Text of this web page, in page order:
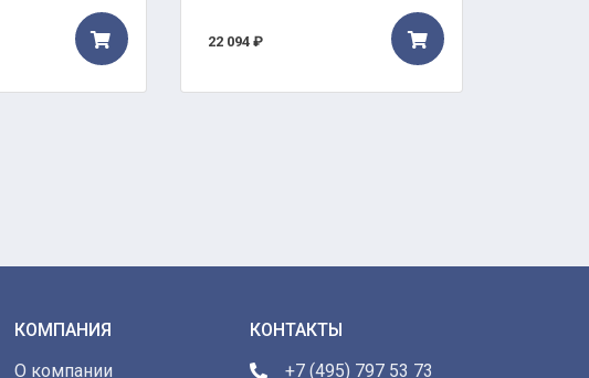
22 094 ₽
КОМПАНИЯ
О компании
КОНТАКТЫ
+7 (495) 797 53 73